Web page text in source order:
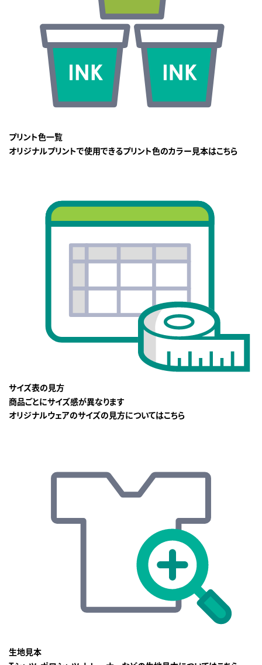
プリント色一覧
オリジナルプリントで使用できるプリント色のカラー見本はこちら
サイズ表の見方
商品ごとにサイズ感が異なります
オリジナルウェアのサイズの見方についてはこちら
生地見本